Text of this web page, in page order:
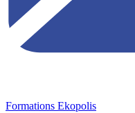
Formations Ekopolis